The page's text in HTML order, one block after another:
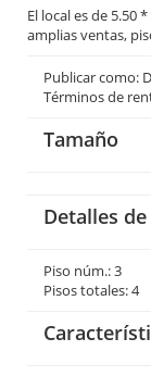
El local es de 5.50
amplias ventas,
Publicar como:
Términos de
Tamaño
Detalles
Piso núm.: 3
Pisos totales: 4